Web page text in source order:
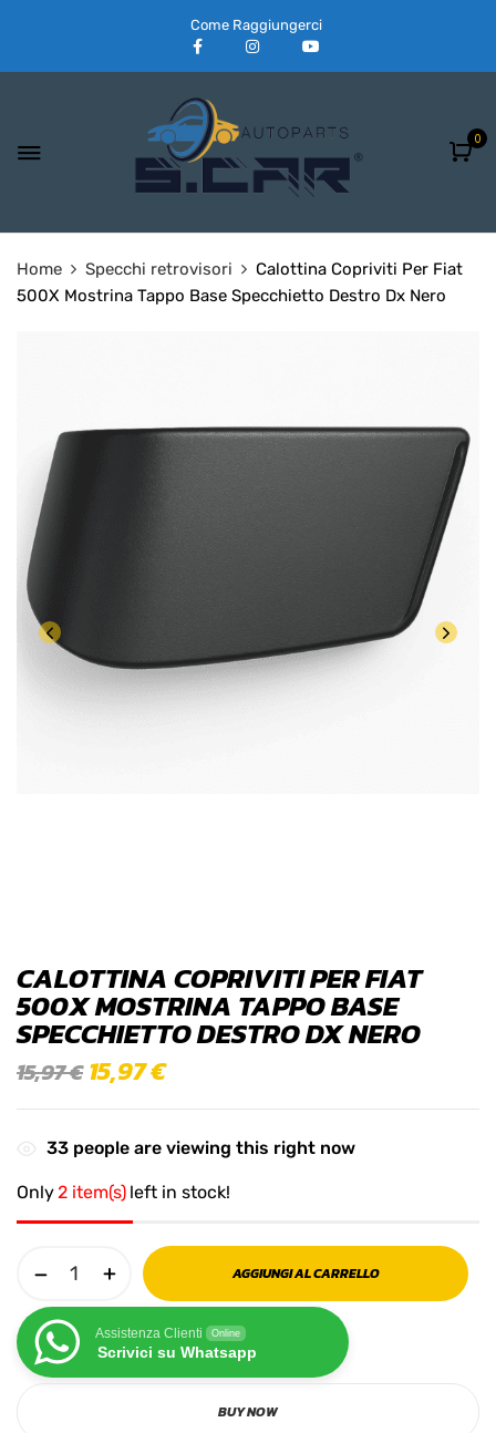
Come Raggiungerci
0
Home Specchi retrovisori
Calottina Copriviti Per Fiat
500X Mostrina Tappo Base Specchietto Destro Dx Nero
CALOTTINA COPRIVITI PER FIAT
500X MOSTRINA TAPPO BASE
SPECCHIETTO DESTRO DX NERO
15,97€ 15,97€
33 people are viewing this right now
Only2 item(s) left in stock!
AGGIUNGI AL CARRELLO
Assistenza Clienti Online
Scrivici su Whatsapp
BUY NOW